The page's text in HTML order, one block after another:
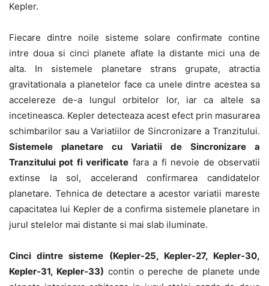
Kepler.
Fiecare dintre noile sisteme solare confirmate contine
intre doua si cinci planete aflate la distante mici una de
alta. In sistemele planetare strans grupate, atractia
gravitationala a planetelor face ca unele dintre acestea sa
accelereze de-a lungul orbitelor lor, iar ca altele sa
incetineasca. Kepler detecteaza acest efect prin masurarea
schimbarilor sau a Variatiilor de Sincronizare a Tranzitului.
Sistemele planetare cu Variatii de Sincronizare a
Tranzitului pot fi verificate fara a fi nevoie de observatii
extinse la sol, accelerand confirmarea candidatelor
planetare. Tehnica de detectare a acestor variatii mareste
capacitatea lui Kepler de a confirma sistemele planetare in
jurul stelelor mai distante si mai slab iluminate.
Cinci dintre sisteme (Kepler-25, Kepler-27, Kepler-30,
Kepler-31, Kepler-33) contin o pereche de planete unde